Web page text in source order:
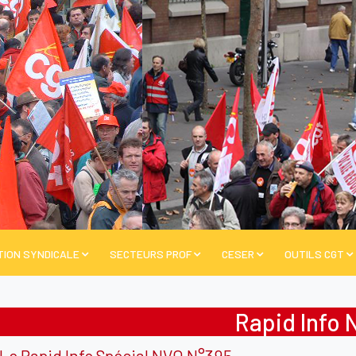
SYNDICALE SECTEURS PROF CESER OUTILS CGT
Rapid Info